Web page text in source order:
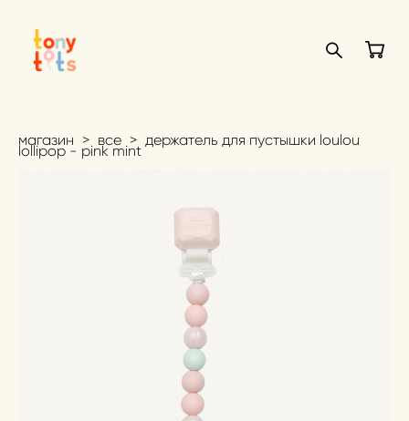
магазин > все > держатель для пустышки loulou
lollipop - pink mint